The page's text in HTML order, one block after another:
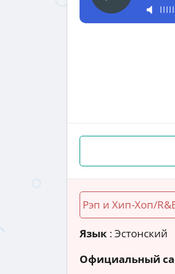
Рэп и Хип-Хоп/
Язык : Эстонский
Официальный